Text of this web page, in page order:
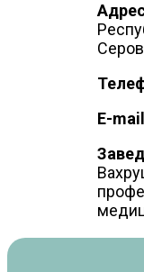
E-